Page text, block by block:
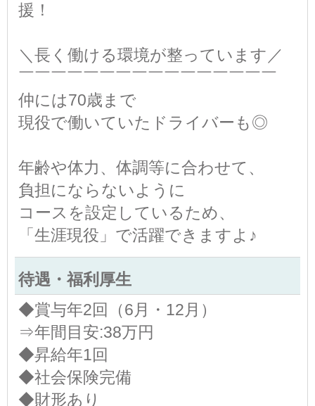
援！
＼長く働ける環境が整っています／
￣￣￣￣￣￣￣￣￣￣￣￣￣￣￣￣
仲には70歳まで
現役で働いていたドライバーも◎
年齢や体力、体調等に合わせて、
負担にならないように
コースを設定しているため、
「生涯現役」で活躍できますよ♪
待遇・福利厚生
◆賞与年2回（6月・12月）
⇒年間目安:38万円
◆昇給年1回
◆社会保険完備
◆財形あり